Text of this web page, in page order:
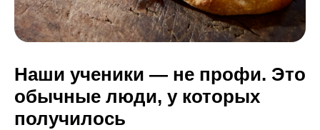
Наши ученики — не профи. Это
обычные люди, у которых
получилось